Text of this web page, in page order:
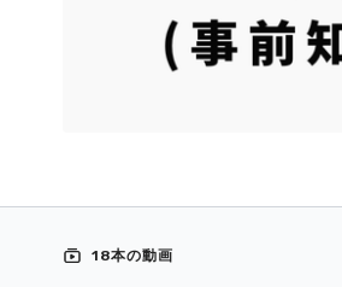
18本の動画